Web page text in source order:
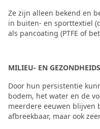
Ze zijn alleen bekend en
in buiten- en sporttextiel
als pancoating (PTFE of
MILIEU- EN
Door hun persistentie
bodem, het water en de
meerdere eeuwen blijven
afbreekbaar, maar ook